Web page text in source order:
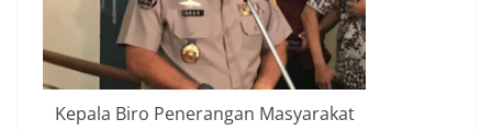
Kepala Biro Penerangan Masyarakat